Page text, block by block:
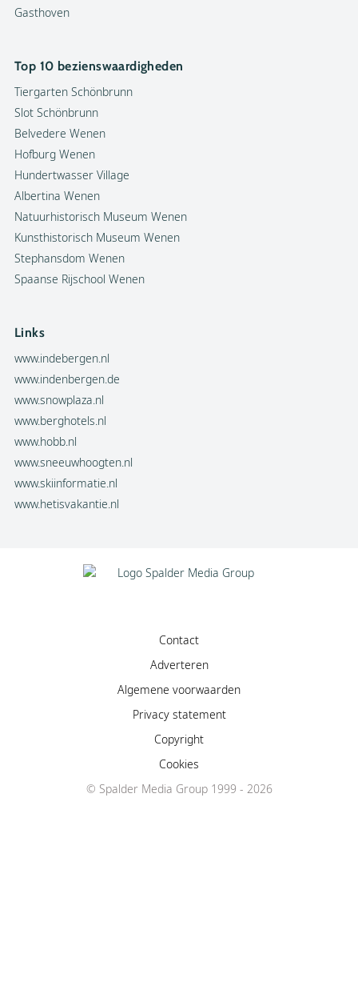
Gasthoven
Top 10 bezienswaardigheden
Tiergarten Schönbrunn
Slot Schönbrunn
Belvedere Wenen
Hofburg Wenen
Hundertwasser Village
Albertina Wenen
Natuurhistorisch Museum Wenen
Kunsthistorisch Museum Wenen
Stephansdom Wenen
Spaanse Rijschool Wenen
Links
www.indebergen.nl
www.indenbergen.de
www.snowplaza.nl
www.berghotels.nl
www.hobb.nl
www.sneeuwhoogten.nl
www.skiinformatie.nl
www.hetisvakantie.nl
Contact
Adverteren
Algemene voorwaarden
Privacy statement
Copyright
Cookies
© Spalder Media Group 1999 - 2026